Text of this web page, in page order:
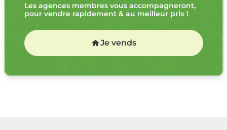
Les agences membres vous accompagneront,
pour vendre rapidement & au meilleur prix !
Je vends